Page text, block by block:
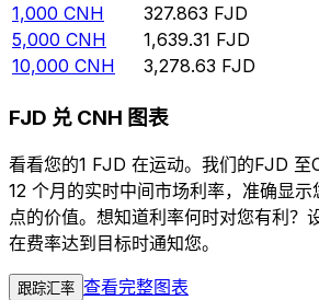
1,000 CNH 327.863 FJD
5,000 CNH 1,639.31 FJD
10,000 CNH 3,278.63 FJD
FJD 兑 CNH 图表
看看您的1 FJD 在运动。我们的FJD
12 个月的实时中间市场利率，准确显示
点的价值。想知道利率何时对您有利？
在费率达到目标时通知您。
跟踪汇率 查看完整图表